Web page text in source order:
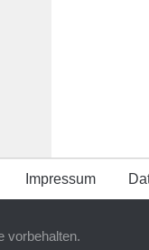
Impressum
vorbehalten.